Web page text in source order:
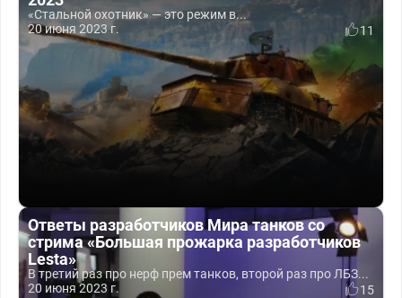
«Стальной охотник» — это режим в...
20 июня 2023 г.
11
Ответы разработчиков Мира танков со
стрима «Большая прожарка разработчиков
Lesta»
В третий раз про нерф прем танков, второй раз про ЛБЗ...
20 июня 2023 г.
15